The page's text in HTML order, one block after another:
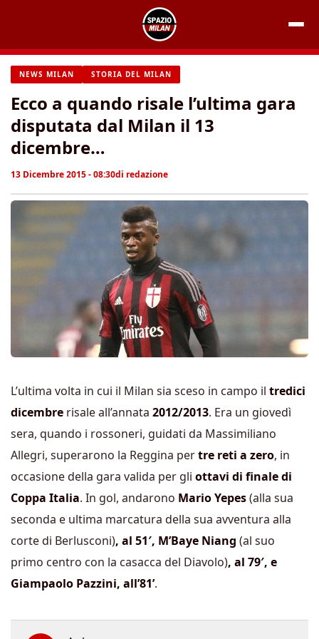
contenuto
NEWS MILAN STORIA DEL MILAN
Ecco a quando risale l’ultima gara
disputata dal Milan il 13
dicembre…
13 Dicembre 2015 - 08:30di redazione
L’ultima volta in cui il Milan sia sceso in campo il tredici
dicembre risale all’annata 2012/2013. Era un giovedì
sera, quando i rossoneri, guidati da Massimiliano
Allegri, superarono la Reggina pertre reti a zero, in
occasione della gara valida per gli ottavi di finale di
Coppa Italia. In gol, andarono Mario Yepes(alla sua
seconda e ultima marcatura della sua avventura alla
corte di Berlusconi), al 51′, M’Baye Niang (al suo
primo centro con la casacca del Diavolo), al 79′, e
Giampaolo Pazzini, all’81’.